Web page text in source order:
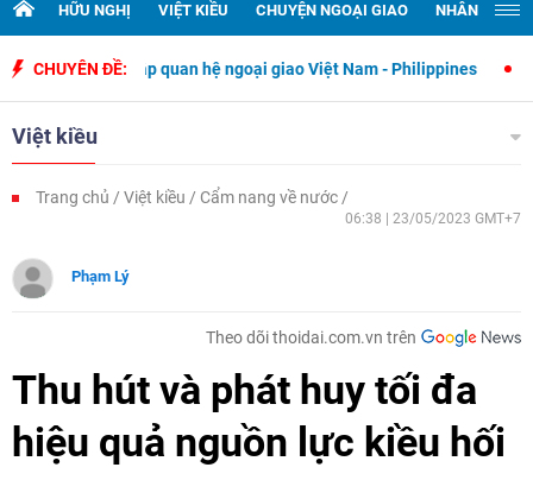
HỮU NGHỊ VIỆT KIỀU CHUYỆN NGOẠI GIAO NHÂN
CHUYÊN ĐỀ:
thiết lập quan hệ ngoại giao Việt Nam - Philippines 500 ngày
Việt kiều
Trang chủ Việt kiều Cẩm nang về nước
06:38 | 23/05/2023 GMT+7
Phạm Lý
Theo dõi thoidai.com.vn trên
Thu hút và phát huy tối đa
hiệu quả nguồn lực kiều hối